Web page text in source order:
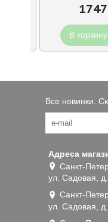
В корзину
Все новинки.
Адреса
Санкт-
ул. Садовая,
Санкт-
ул. Садовая,